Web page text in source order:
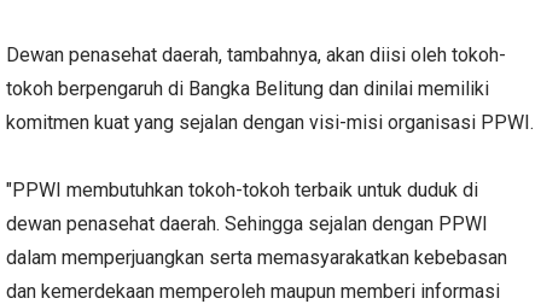
Dewan penasehat daerah, tambahnya, akan diisi oleh tokoh-
tokoh berpengaruh di Bangka Belitung dan dinilai memiliki
komitmen kuat yang sejalan dengan visi-misi organisasi PPWI.
"PPWI membutuhkan tokoh-tokoh terbaik untuk duduk di
dewan penasehat daerah. Sehingga sejalan dengan PPWI
dalam memperjuangkan serta memasyarakatkan kebebasan
dan kemerdekaan memperoleh maupun memberi informasi